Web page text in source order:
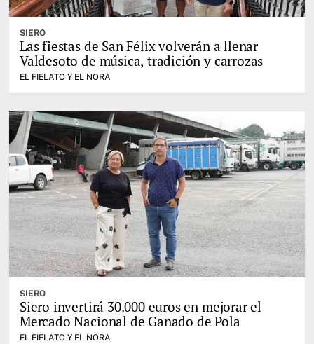
SIERO
Las fiestas de San Félix volverán a llenar
Valdesoto de música, tradición y carrozas
EL FIELATO Y EL NORA
SIERO
Siero invertirá 30.000 euros en mejorar el
Mercado Nacional de Ganado de Pola
EL FIELATO Y EL NORA